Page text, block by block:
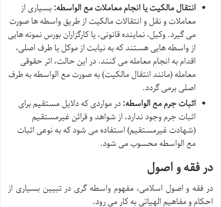
انتقال مالکیت یا انجام معاملات مع الواسطه: بسیاری از
معاملات و نقل و انتقالات مالکیت از طریق واسطه ها صورت
می گیرد. وکیل، نماینده قانونی، یا کارگزاران بورس نمونه هایی
از واسطه هایی هستند که به نیابت از موکل یا طرف اصلی،
اقدام به انجام معامله می کنند. در این حالت، اثر حقوقی
معامله (مانند انتقال مالکیت) به صورت مع الواسطه به طرف
اصلی برمی گردد.
اثبات جرم مع الواسطه:در مواردی که دلایل مستقیم برای
اثبات جرم وجود ندارد، از شواهد و قرائن غیرمستقیم
(شهادت غیرمستقیم) استفاده می شود که به نوعی اثبات
مع الواسطه محسوب می شود.
در فقه و اصول
در فقه و اصول اسلامی، مفهوم واسطه گری در تبیین بسیاری از
احکام و مفاهیم الهیاتی به کار می رود.